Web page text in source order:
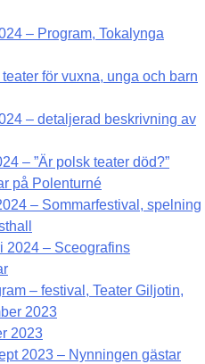
– Program, Tokalynga
för vuxna, unga och barn
– detaljerad beskrivning av
– ”Är polsk teater död?”
på Polenturné
– Sommarfestival, spelning
2024 – Sceografins
– festival, Teater Giljotin,
2023
2023
2023 – Nynningen gästar